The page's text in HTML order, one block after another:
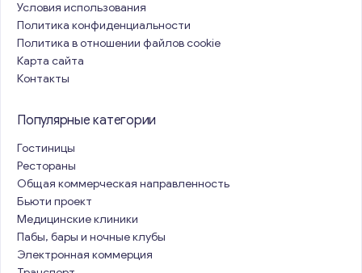
Условия использования
Политика конфиденциальности
Политика в отношении файлов cookie
Карта сайта
Контакты
Популярные категории
Гостиницы
Рестораны
Общая коммерческая направленность
Бьюти проект
Медицинские клиники
Пабы, бары и ночные клубы
Электронная коммерция